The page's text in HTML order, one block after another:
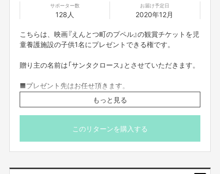
彼らが求めている『映画 えんとつ町のプペル』は、親と離れて生きる少年の
物語です。
そして、公開日がクリスマス。
これだけの条件が揃っちゃったら、僕には、「児童養護施設の子供達に『映
画 えんとつ町のプペル』を贈る」以外の選択肢はありません。
サポーター数
128人
お届け予定日
2020年12月
こちらは、映画『えんとつ町のプペル』の観賞チケットを児
童養護施設の子供1名にプレゼントできる権です。
贈り主の名前は「サンタクロース」とさせていただきます。
■プレゼント先はお任せ頂きます。
■プレゼント先への支援者の方のお名前のご案内ができか
ねます。
■お届け予定日は「目安」です。団体の代表者様と連絡をと
りあって、都合が合うタイミングでお届けします。
もっと見る
このリターンを購入する